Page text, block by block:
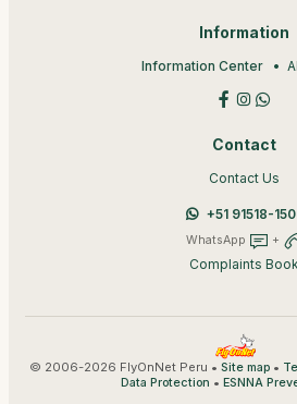
Information
Information Center
Contact
Contact Us
+51 91518-
WhatsApp +
Complaints Book
© 2006-2026 FlyOnNet Peru • Site map•
Data Protection • ESNNA